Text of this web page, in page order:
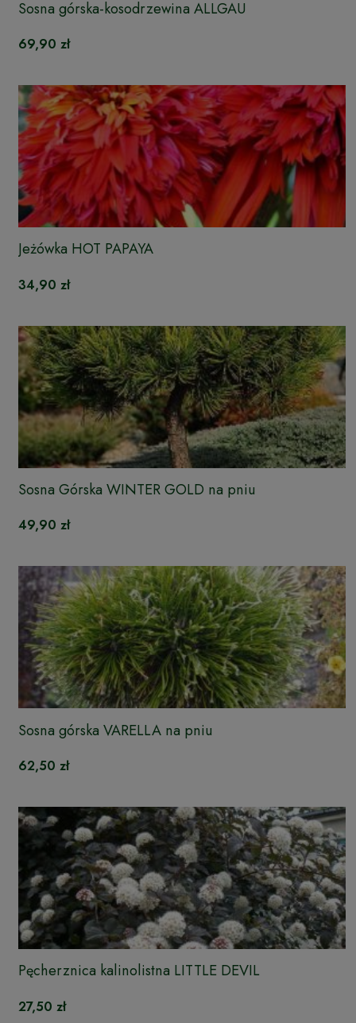
Sosna górska-kosodrzewina ALLGAU
69,90 zł
Jeżówka HOT PAPAYA
34,90 zł
Sosna Górska WINTER GOLD na pniu
49,90 zł
Sosna górska VARELLA na pniu
62,50 zł
Pęcherznica kalinolistna LITTLE DEVIL
27,50 zł